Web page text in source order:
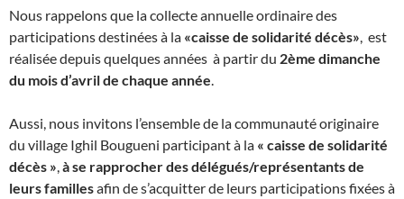
Nous rappelons que la collecte annuelle ordinaire des
participations destinées à la «caisse de solidarité décès», est
réalisée depuis quelques années à partir du 2ème dimanche
du mois d’avrilde chaque année.
Aussi, nous invitons l’ensemble de la communauté originaire
du village Ighil Bougueni participant à la « caisse de solidarité
décès »,à se rapprocher des délégués/représentants de
leurs famillesafin de s’acquitter de leurs participations fixées à